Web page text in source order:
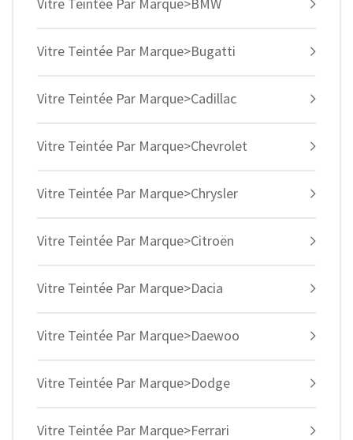
Vitre Teintée Par Marque>Bugatti
Vitre Teintée Par Marque>Cadillac
Vitre Teintée Par Marque>Chevrolet
Vitre Teintée Par Marque>Chrysler
Vitre Teintée Par Marque>Citroën
Vitre Teintée Par Marque>Dacia
Vitre Teintée Par Marque>Daewoo
Vitre Teintée Par Marque>Dodge
Vitre Teintée Par Marque>Ferrari